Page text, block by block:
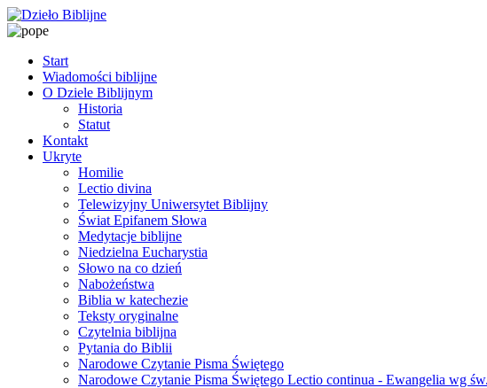
Start
Wiadomości biblijne
O Dziele Biblijnym
Historia
Statut
Kontakt
Ukryte
Homilie
Lectio divina
Telewizyjny Uniwersytet Biblijny
Świat Epifanem Słowa
Medytacje biblijne
Niedzielna Eucharystia
Słowo na co dzień
Nabożeństwa
Biblia w katechezie
Teksty oryginalne
Czytelnia biblijna
Pytania do Biblii
Narodowe Czytanie Pisma Świętego
Narodowe Czytanie Pisma Świętego Lectio continua - Ewangelia wg